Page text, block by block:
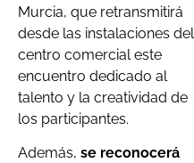
Murcia, que retransmitirá
desde las instalaciones del
centro comercial este
encuentro dedicado al
talento y la creatividad de
los participantes.
Además, se reconocerá